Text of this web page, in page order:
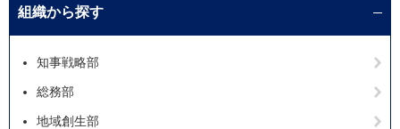
組織から探す
知事戦略部
総務部
地域創生部